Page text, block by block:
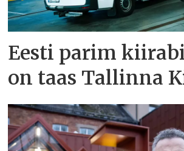
Eesti parim
on taas Tallinna